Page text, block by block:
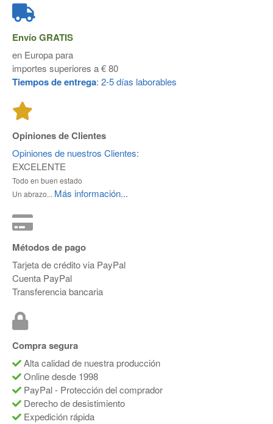
EnvíoGRATIS
en Europa para
importes superiores a € 80
Tiempos de entrega: 2-5 días laborables
Opiniones de Clientes
Opiniones de nuestros Clientes:
EXCELENTE
Todo en buen estado
Un abrazo... Más información...
Métodos de pago
Tarjeta de crédito via PayPal
Cuenta PayPal
Transferencia bancaria
Compra segura
Alta calidad de nuestra producción
Online desde 1998
PayPal - Protección del comprador
Derecho de desistimiento
Expedición rápida